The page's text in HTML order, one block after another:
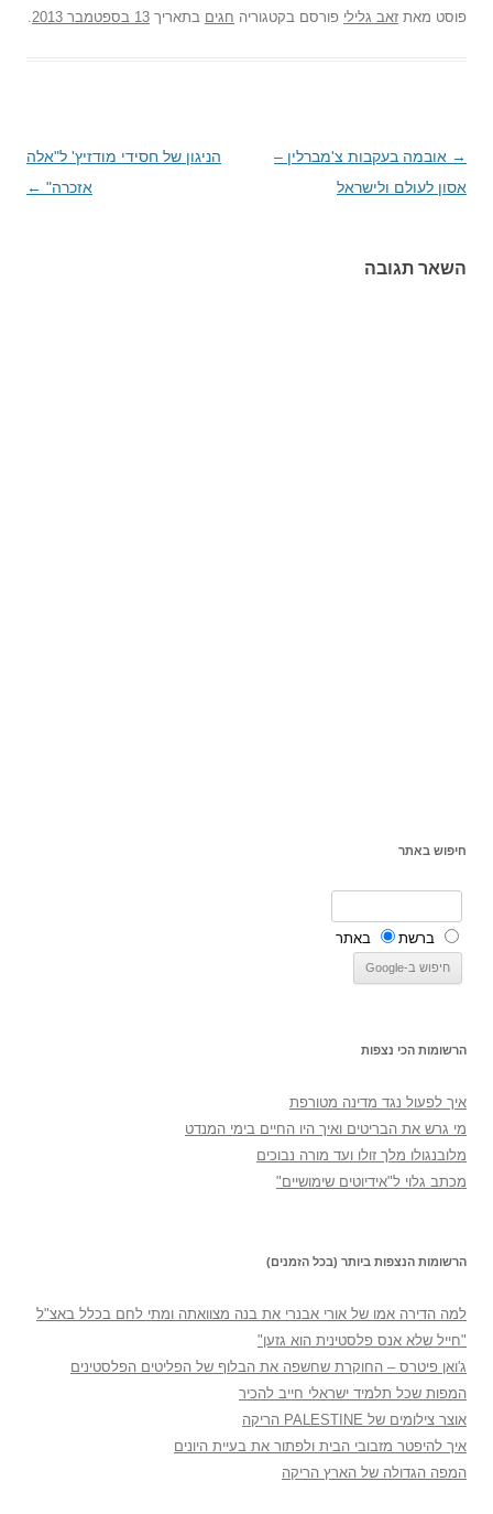
פוסט מאת זאב גלילי פורסם בקטגוריה חגים בתאריך 13 בספטמבר 2013
ניווט
בפוסטים
→ אובמה בעקבות צ'מברלין –
אסון לעולם ולישראל
הניגון של חסידי מודזיץ' ל"אלה
אזכרה" ←
השאר תגובה
חיפוש באתר
ברשת באתר
הרשומות הכי נצפות
איך לפעול נגד מדינה מטורפת
מי גרש את הבריטים ואיך היו החיים בימי המנדט
מלובנגולו מלך זולו ועד מורה נבוכים
מכתב גלוי ל"אידיוטים שימושיים"
הרשומות הנצפות ביותר (בכל הזמנים)
למה הדירה אמו של אורי אבנרי את בנה מצוואתה ומתי לחם בכלל באצ"ל
"חייל שלא אנס פלסטינית הוא גזען"
ג'ואן פיטרס – החוקרת שחשפה את הבלוף של הפליטים הפלסטינים
המפות שכל תלמיד ישראלי חייב להכיר
אוצר צילומים של PALESTINE הריקה
איך להיפטר מזבובי הבית ולפתור את בעיית היונים
המפה הגדולה של הארץ הריקה